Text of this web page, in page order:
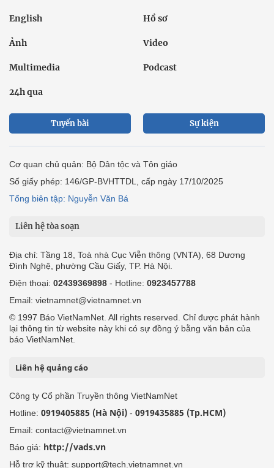
English Hồ sơ
Ảnh Video
Multimedia Podcast
24h qua
Tuyến bài Sự kiện
Cơ quan chủ quản: Bộ Dân tộc và Tôn giáo
Số giấy phép: 146/GP-BVHTTDL, cấp ngày 17/10/2025
Tổng biên tập: Nguyễn Văn Bá
Liên hệ tòa soạn
Địa chỉ: Tầng 18, Toà nhà Cục Viễn thông (VNTA), 68 Dương
Đình Nghệ, phường Cầu Giấy, TP. Hà Nội.
Điện thoại: 02439369898 - Hotline: 0923457788
Email: vietnamnet@vietnamnet.vn
© 1997 Báo VietNamNet. All rights reserved. Chỉ được phát hành
lại thông tin từ website này khi có sự đồng ý bằng văn bản của
báo VietNamNet.
Liên hệ quảng cáo
Công ty Cổ phần Truyền thông VietNamNet
Hotline: 0919405885 (Hà Nội) - 0919435885 (Tp.HCM)
Email: contact@vietnamnet.vn
Báo giá: http://vads.vn
Hỗ trợ kỹ thuật: support@tech.vietnamnet.vn